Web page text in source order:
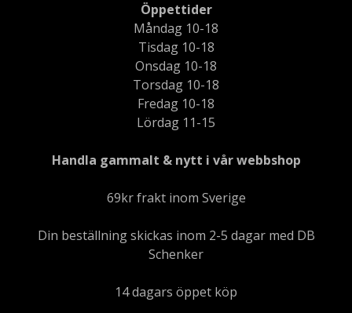
Öppettider
Måndag 10-18
Tisdag 10-18
Onsdag 10-18
Torsdag 10-18
Fredag 10-18
Lördag 11-15
Handla gammalt & nytt i vår webbshop
69kr frakt inom Sverige
Din beställning skickas inom 2-5 dagar med DB
Schenker
14 dagars öppet köp